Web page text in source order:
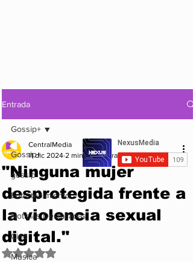
Entrada
Gossip+
gossip
Entretenimiento
Noticias Destacadas
Cine
Musica
Gossip+
"Ninguna mujer
desprotegida frente a
la violencia sexual
digital."
CentralMedia
11 dic 2024 2 min de lectura
Obtuvo NaN de 5 estrellas.